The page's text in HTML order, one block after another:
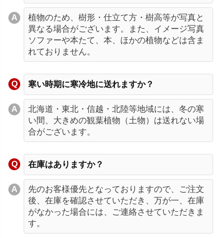
植物のため、樹形・仕立て方・樹高等が写真と
異なる場合がございます。また、イメージ写真
ソファーや本たて、本、ほかの植物などは含ま
れておりません。
寒い時期に寒冷地に送れますか？
北海道・東北・信越・北陸等地域には、冬の寒
い間、大きめの観葉植物（土物）は送れない場
合がございます。
在庫はありますか？
先のお客様優先となっておりますので、ご注文
後、在庫を確認させていただき、万が一、在庫
がなかった場合には、ご連絡させていただきま
す。